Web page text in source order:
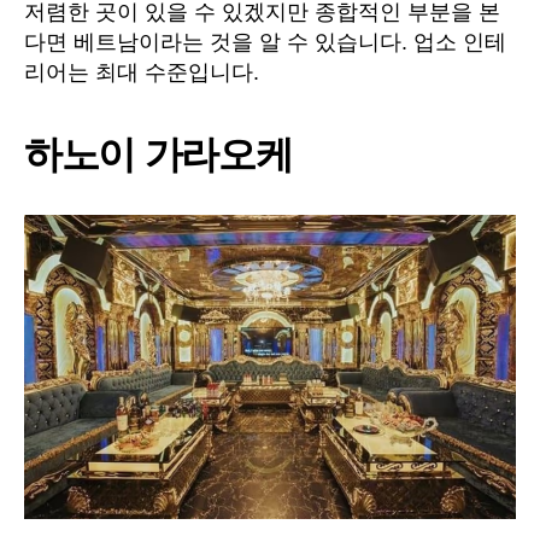
저렴한 곳이 있을 수 있겠지만 종합적인 부분을 본
다면 베트남이라는 것을 알 수 있습니다. 업소 인테
리어는 최대 수준입니다.
하노이 가라오케